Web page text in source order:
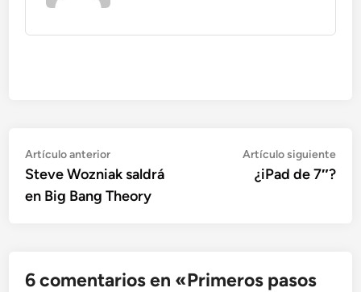
Navegación
de
entradas
Artículo anteriorArtículo
anterior:
Steve Wozniak saldrá
en Big Bang Theory
Artículo siguiente
¿iPad de 7″?
6 comentarios en «Primeros pasos